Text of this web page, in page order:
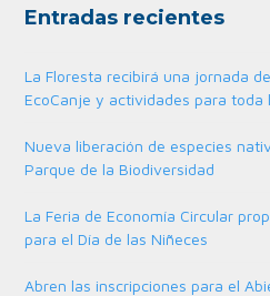
Entradas recientes
La Floresta recibirá una jornada
EcoCanje y actividades para toda
Nueva liberación de especies
Parque de la Biodiversidad
La Feria de Economía Circular
para el Día de las Niñeces
Abren las inscripciones para el